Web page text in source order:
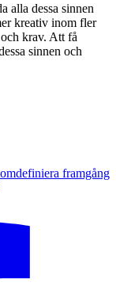
alla dessa sinnen
kreativ inom fler
krav. Att få
sinnen och
framgång